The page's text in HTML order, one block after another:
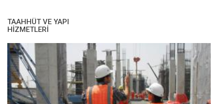
TAAHHÜT VE YAPI
HİZMETLERİ